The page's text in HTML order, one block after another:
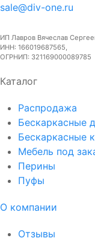
sale@div-one.ru
ИП Лавров Вячеслав
ИНН: 166019687565,
ОГРНИП: 321169000089785
Каталог
Распродажа
Бескаркасные
Бескаркасные
Мебель под
Перины
Пуфы
О компании
Отзывы